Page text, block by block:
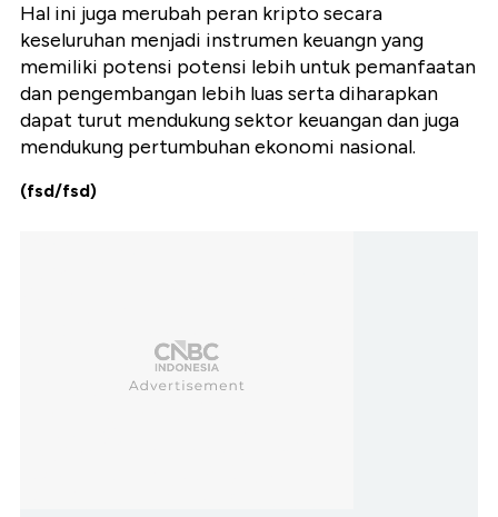
Hal ini juga merubah peran kripto secara
keseluruhan menjadi instrumen keuangn yang
memiliki potensi potensi lebih untuk pemanfaatan
dan pengembangan lebih luas serta diharapkan
dapat turut mendukung sektor keuangan dan juga
mendukung pertumbuhan ekonomi nasional.
(fsd/fsd)